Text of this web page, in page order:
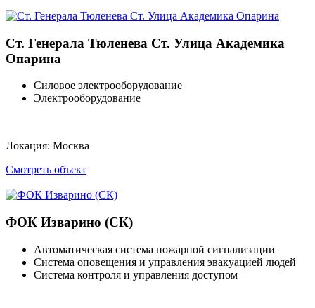
Ст. Генерала Тюленева Ст. Улица Академика
Опарина
Силовое электрооборудование
Электрооборудование
Локация: Москва
Смотреть объект
ФОК Изварино (СК)
Автоматическая система пожарной сигнализации
Система оповещения и управления эвакуацией людей
Система контроля и управления доступом